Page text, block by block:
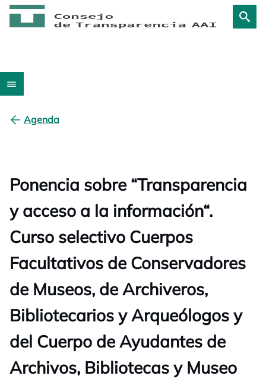
Agenda
Ponencia sobre “Transparencia
y acceso a la información“.
Curso selectivo Cuerpos
Facultativos de Conservadores
de Museos, de Archiveros,
Bibliotecarios y Arqueólogos y
del Cuerpo de Ayudantes de
Archivos, Bibliotecas y Museo